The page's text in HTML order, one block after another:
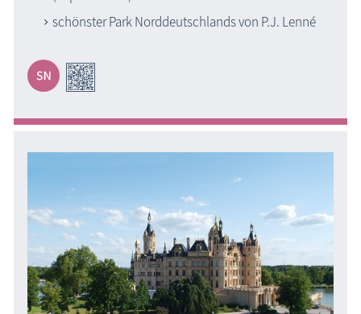
schönster Park Norddeutschlands von P.J. Lenné